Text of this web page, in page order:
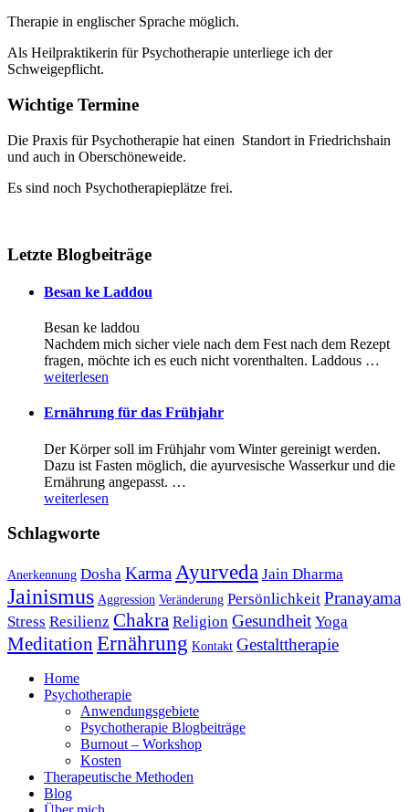
Therapie in englischer Sprache möglich.
Als Heilpraktikerin für Psychotherapie unterliege ich der
Schweigepflicht.
Wichtige Termine
Die Praxis für Psychotherapie hat einen Standort in Friedrichshain
und auch in Oberschöneweide.
Es sind noch Psychotherapieplätze frei.
Letzte Blogbeiträge
Besan ke Laddou
Besan ke laddou
Nachdem mich sicher viele nach dem Fest nach dem Rezept
fragen, möchte ich es euch nicht vorenthalten. Laddous …
weiterlesen
Ernährung für das Frühjahr
Der Körper soll im Frühjahr vom Winter gereinigt werden.
Dazu ist Fasten möglich, die ayurvesische Wasserkur und die
Ernährung angepasst. …
weiterlesen
Schlagworte
Anerkennung Dosha KarmaAyurveda Jain Dharma
Jainismus Aggression Veränderung Persönlichkeit Pranayama
Stress Resilienz Chakra Religion Gesundheit Yoga
Meditation Ernährung Kontakt Gestalttherapie
Home
Psychotherapie
Anwendungsgebiete
Psychotherapie Blogbeiträge
Burnout – Workshop
Kosten
Therapeutische Methoden
Blog